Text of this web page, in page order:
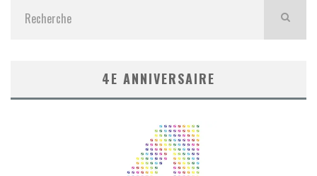
4E ANNIVERSAIRE